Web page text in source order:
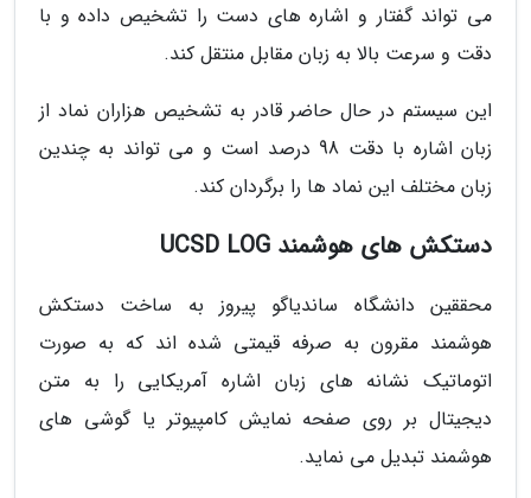
می تواند گفتار و اشاره های دست را تشخیص داده و با
دقت و سرعت بالا به زبان مقابل منتقل کند.
این سیستم در حال حاضر قادر به تشخیص هزاران نماد از
زبان اشاره با دقت 98 درصد است و می تواند به چندین
زبان مختلف این نماد ها را برگردان کند.
دستکش های هوشمند UCSD LOG
محققین دانشگاه ساندیاگو پیروز به ساخت دستکش
هوشمند مقرون به صرفه قیمتی شده اند که به صورت
اتوماتیک نشانه های زبان اشاره آمریکایی را به متن
دیجیتال بر روی صفحه نمایش کامپیوتر یا گوشی های
هوشمند تبدیل می نماید.